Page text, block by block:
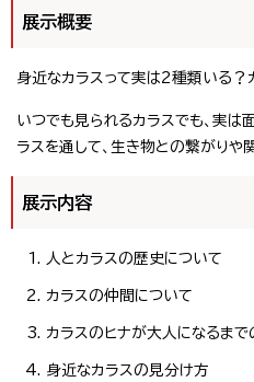
展示概要
身近なカラスって実は2種類いる？
いつでも見られるカラスでも、実は
ラスを通して、生き物との繋がりや
展示内容
人とカラスの歴史について
カラスの仲間について
カラスのヒナが大人になるまで
身近なカラスの見分け方